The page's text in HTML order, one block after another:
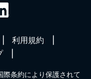
利用規約
際条約により保護されて